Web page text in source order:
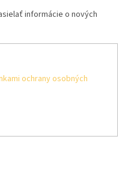
informácie o nových
ochrany osobných